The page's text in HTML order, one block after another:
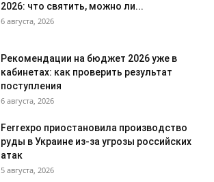
2026: что святить, можно ли...
6 августа, 2026
Рекомендации на бюджет 2026 уже в
кабинетах: как проверить результат
поступления
6 августа, 2026
Ferrexpo приостановила производство
руды в Украине из-за угрозы российских
атак
5 августа, 2026